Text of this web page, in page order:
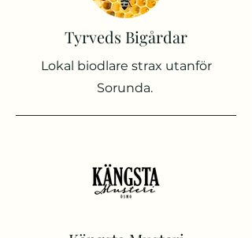
Tyrveds Bigårdar
Lokal biodlare strax utanför
Sorunda.